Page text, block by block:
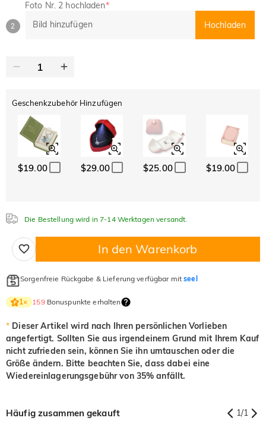
2
Foto Nr. 2 hochladen*
Bild hinzufügen
Hochladen
Geschenkzubehör Hinzufügen
$19.00 $29.00 $25.00 $19.00
Die Bestellung wird in 7-14 Werktagen versandt.
In den Warenkorb
Sorgenfreie Rückgabe & Lieferung verfügbar mitseel
1× 159Bonuspunkte erhalten
* Dieser Artikel wird nach Ihren persönlichen Vorlieben
angefertigt. Sollten Sie aus irgendeinem Grund mit Ihrem Kauf
nicht zufrieden sein, können Sie ihn umtauschen oder die
Größe ändern. Bitte beachten Sie, dass dabei eine
Wiedereinlagerungsgebühr von 35% anfällt.
Häufig zusammen gekauft 1/1